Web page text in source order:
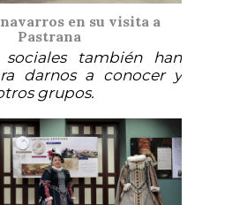
en su visita a
Pastrana
sociales también han
darnos a conocer y
grupos.